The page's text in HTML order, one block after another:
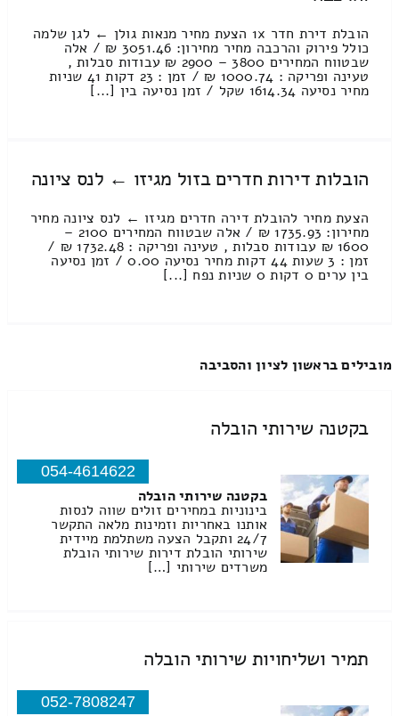
הובלת דירת חדר 1x הצעת מחיר מנאות גולן ← לגן שלמה
כולל פירוק והרכבה מחיר מחירון: 3051.46 ₪ / אלה
שבטווח המחירים 3800 – 2900 ₪ עבודות סבלות ,
טעינה ופריקה : 1000.74 ₪ / זמן : 23 דקות 41 שניות
מחיר נסיעה 1614.34 שקל / זמן נסיעה בין [...]
הובלות דירות חדרים בזול מגיזו ← לנס ציונה
הצעת מחיר להובלת דירה חדרים מגיזו ← לנס ציונה מחיר
מחירון: 1735.93 ₪ / אלה שבטווח המחירים 2100 –
1600 ₪ עבודות סבלות , טעינה ופריקה : 1732.48 ₪ /
זמן : 3 שעות 44 דקות מחיר נסיעה 0.00 / זמן נסיעה
בין ערים 0 דקות 0 שניות נפח [...]
מובילים בראשון לציון והסביבה
בקטנה שירותי הובלה
054-4614622
בקטנה שירותי הובלה
בינוניות במחירים זולים שווה לנסות
אותנו באחריות וזמינות מלאה התקשר
24/7 ותקבל הצעה משתלמת מיידית
שירותי הובלת דירות שירותי הובלת
משרדים שירותי […]
תמיר ושליחויות שירותי הובלה
052-7808247